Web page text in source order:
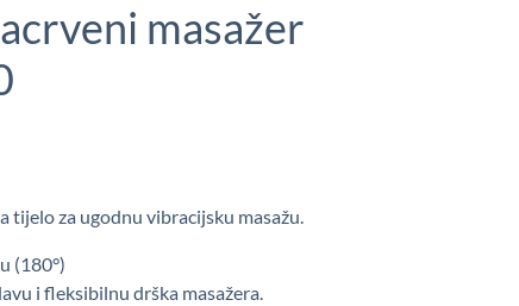
masažer
tijelo za ugodnu vibracijsku masažu.
(180°)
i fleksibilnu drška masažera.